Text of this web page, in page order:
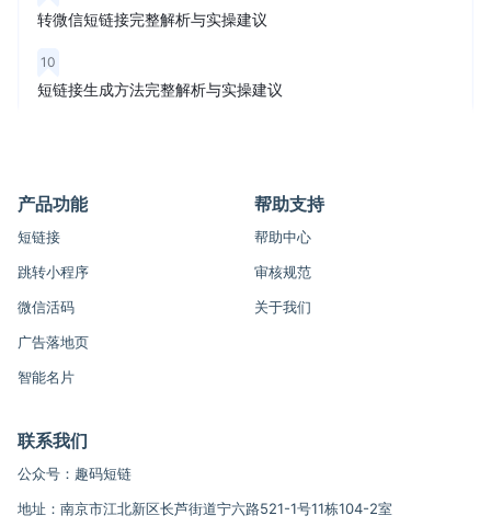
转微信短链接完整解析与实操建议
10
短链接生成方法完整解析与实操建议
产品功能
短链接
跳转小程序
微信活码
广告落地页
智能名片
帮助支持
帮助中心
审核规范
关于我们
联系我们
公众号：趣码短链
地址：南京市江北新区长芦街道宁六路521-1号11栋104-2室